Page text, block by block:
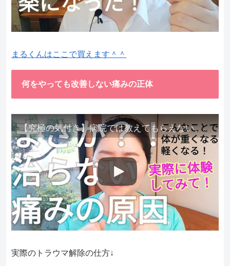
まるくんはここで買えます＾＾
何をやっても改善しない痛みの正体
【究極の気付き】病院では教えてもらえない、その長年悩んできた痛み、症状、どうして治らないのか？痛みの正体、実際に今すぐ試して知ってほしい。
実際のトラウマ解除の仕方↓